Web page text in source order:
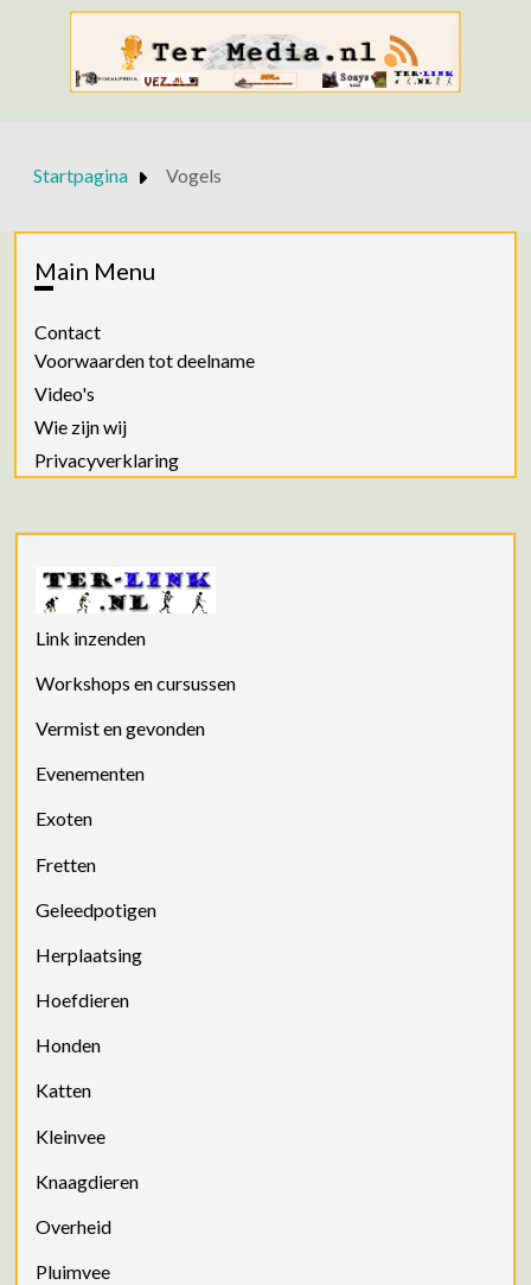
Startpagina Vogels
Main Menu
Contact
Voorwaarden tot deelname
Video's
Wie zijn wij
Privacyverklaring
Link inzenden
Workshops en cursussen
Vermist en gevonden
Evenementen
Exoten
Fretten
Geleedpotigen
Herplaatsing
Hoefdieren
Honden
Katten
Kleinvee
Knaagdieren
Overheid
Pluimvee